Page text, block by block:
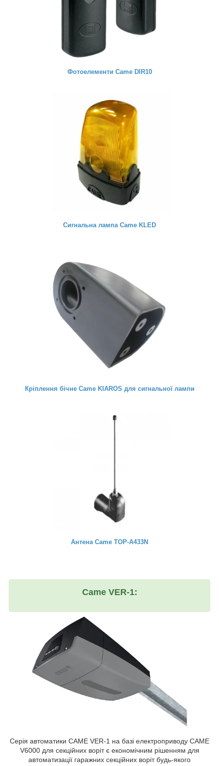
Фотоелементи Came DIR10
Сигнальна лампа Came KLED
Кріплення бічне Came KIAROS для сигнальної лампи
Антена Came TOP-A433N
Came VER-1:
Серія автоматики CAME VER-1 на базі електроприводу CAME
V6000 для секційних воріт є економічним рішенням для
автоматизації гаражних секційних воріт будь-якого